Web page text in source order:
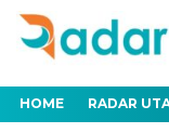
HOME RADAR